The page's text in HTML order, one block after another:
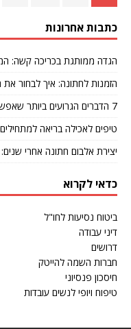
כתבות אחרונות
הגדה ממותגת בכריכה קשה:
הזמנות לחתונה: איך לבחור
7 הדברים הגרועים ביותר שאפשר לאכול אחרי אימון
טיפים לאכילה בריאה
יצירת אלבום חתונה אחרי
כדאי לקרוא
ביטוח נסיעות לחו"ל
דיני עבודה
דרושים
חברות השמה להייטק
חיסכון פנסיוני
טיפוח ויופי לנשים עובדות